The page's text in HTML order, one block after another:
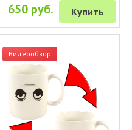
650 руб. Купить
Видеообзор